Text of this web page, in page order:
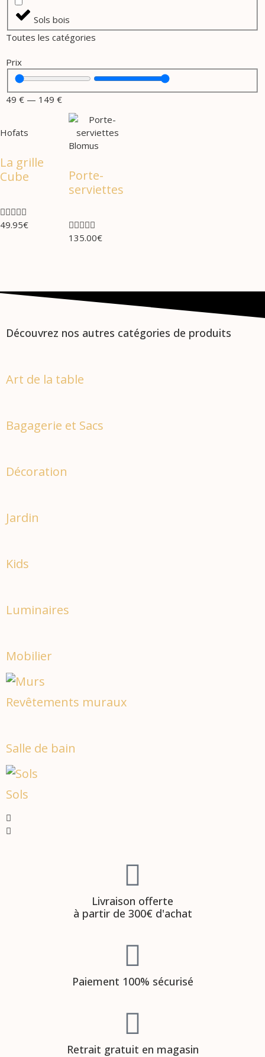
Sols bois
Toutes les catégories
Prix
49 € — 149 €
Hofats
La grille
Cube

49.95€
Blomus
Porte-
serviettes

135.00€
Découvrez nos autres catégories de produits
Art de la table
Bagagerie et Sacs
Décoration
Jardin
Kids
Luminaires
Mobilier
Revêtements muraux
Salle de bain
Sols
Livraison offerte
à partir de 300€ d'achat
Paiement 100% sécurisé
Retrait gratuit en magasin